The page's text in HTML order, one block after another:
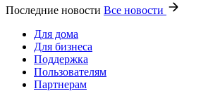
Последние новости Все новости
Для дома
Для бизнеса
Поддержка
Пользователям
Партнерам